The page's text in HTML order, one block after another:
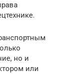
но и
или